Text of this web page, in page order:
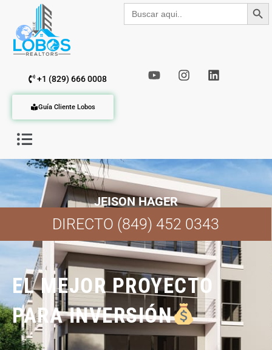
Buscar: Botón de
+1 (829) 666 0008
Guía Cliente Lobos
JEISON HAGER
DIRECTO (849) 452 0343
EL MEJOR PROYECTO
PARA INVERSIÓN